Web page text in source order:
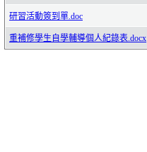
研習活動簽到單.doc
重補修學生自學輔導個人紀錄表.docx